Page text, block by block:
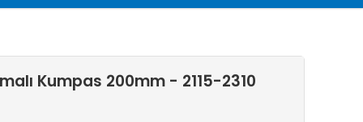
Kumpas 200mm - 2115-2310